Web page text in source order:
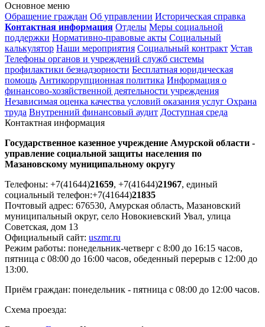
Основное меню
Обращение граждан Об управлении Историческая справка
Контактная информация Отделы Меры социальной
поддержки Нормативно-правовые акты Социальный
калькулятор Наши мероприятия Социальный контракт Устав
Телефоны органов и учреждений служб системы
профилактики безнадзорности Бесплатная юридическая
помощь Антикоррупционная политика Информация о
финансово-хозяйственной деятельности учреждения
Независимая оценка качества условий оказания услуг Охрана
труда Внутренний финансовый аудит Доступная среда
Контактная информация
Государственное казенное учреждение Амурской области -
управление социальной защиты населения по
Мазановскому муниципальному округу
Телефоны: +7(41644)21659, +7(41644)21967, единый
социальный телефон:+7(41644)21835
Почтовый адрес: 676530, Амурская область, Мазановский
муниципальный округ, село Новокиевский Увал, улица
Советская, дом 13
Официальный сайт: uszmr.ru
Режим работы: понедельник-четверг с 8:00 до 16:15 часов,
пятница с 08:00 до 16:00 часов, обеденный перерыв с 12:00 до
13:00.
Приём граждан: понедельник - пятница с 08:00 до 12:00 часов.
Схема проезда: